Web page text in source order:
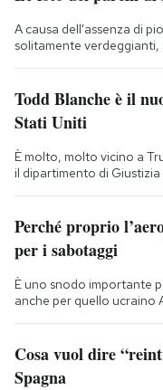
A causa dell'assenza di
solitamente
Todd Blanche è il
Stati Uniti
È molto, molto vicino a
il dipartimento di
Perché proprio
per i sabotaggi
È uno snodo importante
anche per quello ucraino
Cosa vuol dire
Spagna